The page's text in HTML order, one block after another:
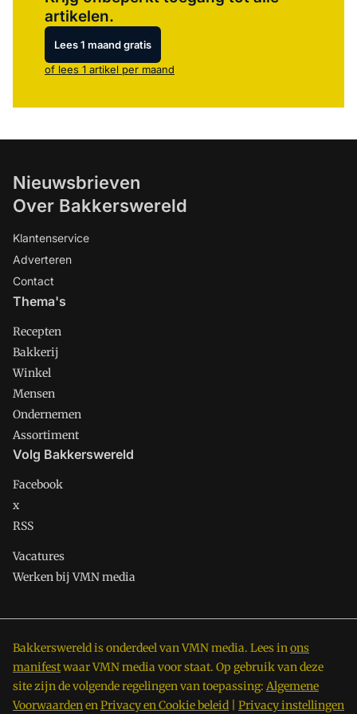
artikelen.
Lees 1 maand gratis
of lees 1 artikel per maand
Nieuwsbrieven
Over Bakkerswereld
Klantenservice
Adverteren
Contact
Thema's
Recepten
Bakkerij
Winkel
Mensen
Ondernemen
Assortiment
Volg Bakkerswereld
Facebook
x
RSS
Vacatures
Werken bij VMN media
Bakkerswereld is onderdeel van VMN media. Lees inons
manifestwaar VMN media voor staat. Op gebruik van deze
site zijn de volgende regelingen van toepassing: Algemene
VoorwaardenenPrivacy en Cookie beleid Privacy instellingen